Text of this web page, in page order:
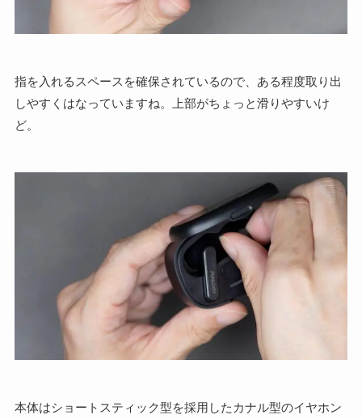
指を入れるスペースを確保されているので、ある程度取り出
しやすくはなっていますね。上部がちょっと滑りやすいけ
ど。
本体はショートスティック型を採用したカナル型のイヤホン